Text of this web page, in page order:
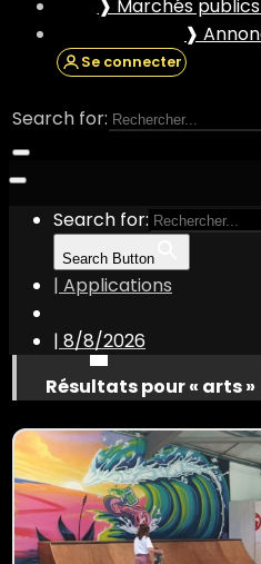
❱ Marchés
❱
Se connecter
Search for:
Search for:
Search Button
| Applications
| 8/8/2026
Résultats pour « arts »